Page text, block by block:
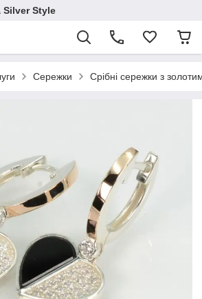
Style
Сережки Срібні сережки з